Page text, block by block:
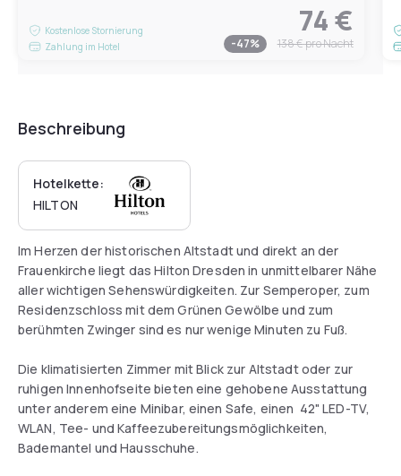
Kostenlose Stornierung
Zahlung im Hotel
74 €
-47% 138 €pro Nacht
Beschreibung
Hotelkette:
HILTON
Im Herzen der historischen Altstadt und direkt an der
Frauenkirche liegt das Hilton Dresden in unmittelbarer Nähe
aller wichtigen Sehenswürdigkeiten. Zur Semperoper, zum
Residenzschloss mit dem Grünen Gewölbe und zum
berühmten Zwinger sind es nur wenige Minuten zu Fuß.
Die klimatisierten Zimmer mit Blick zur Altstadt oder zur
ruhigen Innenhofseite bieten eine gehobene Ausstattung
unter anderem eine Minibar, einen Safe, einen 42" LED-TV,
WLAN, Tee- und Kaffeezubereitungsmöglichkeiten,
Bademantel und Hausschuhe.